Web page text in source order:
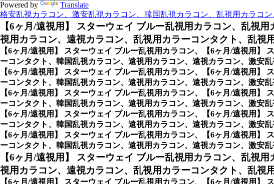
Powered by
Translate
格安乱視カラコン、激安乱視カラコン、韓国乱視カラコン、乱視用カラコ
【6ヶ月/遠視用】 スターウェイ ブルー乱視用カラコン、 乱視用
視用カラコン、遠視カラコン、乱視用カラーコンタクト、乱視
【6ヶ月/遠視用】 スターウェイ ブルー乱視用カラコン、
【6ヶ月/遠視用】
ーコンタクト、韓国乱視カラコン、遠視用カラコン、遠視カラコン、激安
【6ヶ月/遠視用】 スターウェイ ブルー乱視用カラコン、
【6ヶ月/遠視用】
ーコンタクト、韓国乱視カラコン、遠視用カラコン、遠視カラコン、激安
【6ヶ月/遠視用】 スターウェイ ブルー乱視用カラコン、
【6ヶ月/遠視用】
ーコンタクト、韓国乱視カラコン、遠視用カラコン、遠視カラコン、激安
【6ヶ月/遠視用】 スターウェイ ブルー乱視用カラコン、
【6ヶ月/遠視用】
ーコンタクト、韓国乱視カラコン、遠視用カラコン、遠視カラコン、激安
【6ヶ月/遠視用】 スターウェイ ブルー乱視用カラコン、
【6ヶ月/遠視用】
ーコンタクト、韓国乱視カラコン、遠視用カラコン、遠視カラコン、激安
【6ヶ月/遠視用】 スターウェイ ブルー乱視用カラコン、 乱視用
視用カラコン、遠視カラコン、乱視用カラーコンタクト、乱
【6ヶ月/遠視用】 スターウェイ ブルー乱視用カラコン、
【6ヶ月/遠視用】